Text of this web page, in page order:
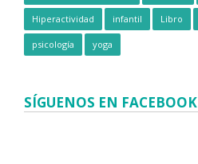
Hiperactividad infantil Libro
psicología yoga
SÍGUENOS EN FACEBOOK